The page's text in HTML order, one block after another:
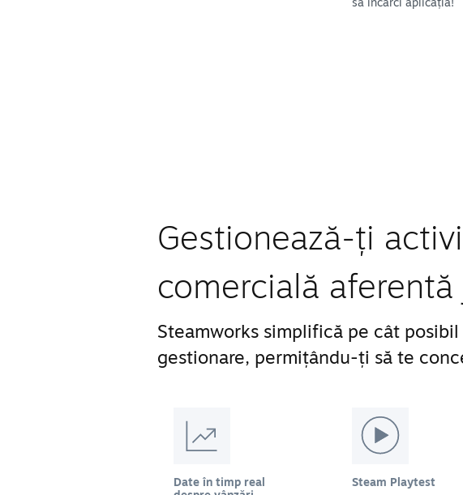
Gestionează-ți
comercială
Steamworks simplifică pe cât
gestionare, permițându-ți să te
Date în timp real
Steam Playtest